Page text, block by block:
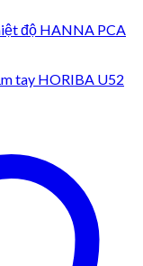
độ HANNA PCA